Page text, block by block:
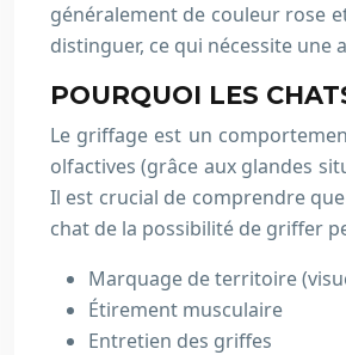
généralement de couleur rose
distinguer, ce qui nécessite
POURQUOI LES
Le griffage est un
olfactives (grâce aux glandes
Il est crucial de comprendre
chat de la possibilité de griffer
Marquage de territoire
Étirement musculaire
Entretien des griffes